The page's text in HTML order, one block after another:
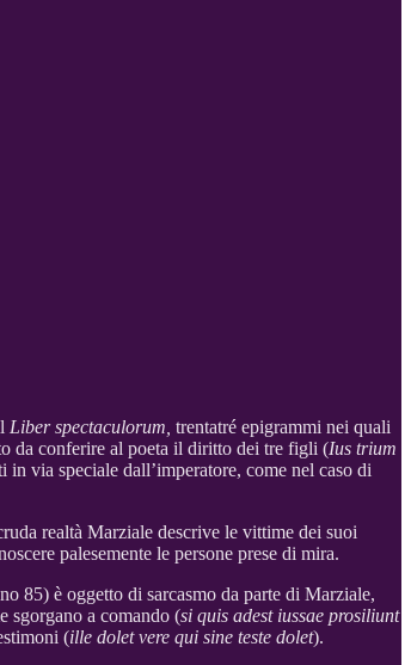
Liber spectaculorum, trentatré epigrammi nei quali
da conferire al poeta il diritto dei tre figli (Ius trium
via speciale dall’imperatore, come nel caso di
realtà Marziale descrive le vittime dei suoi
palesemente le persone prese di mira.
85) è oggetto di sarcasmo da parte di Marziale,
sgorgano a comando (si quis adest iussae prosiliunt
(ille dolet vere qui sine teste dolet).